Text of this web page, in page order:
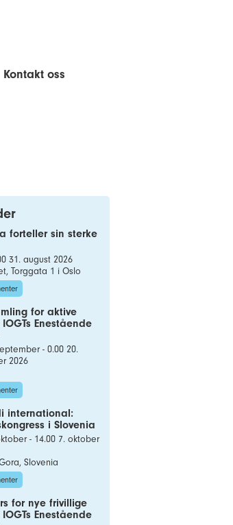
Kontakt oss
forteller sin sterke
31. august 2026
Torggata 1 i Oslo
for aktive
Enestående
- 0.00 20.
2026
international:
i Slovenia
- 14.00 7. oktober
Slovenia
for nye frivillige
Enestående